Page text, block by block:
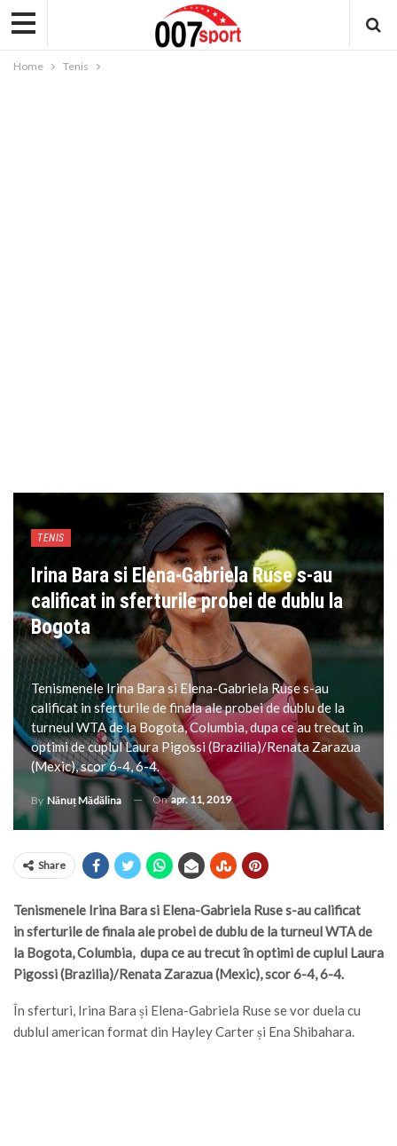
Home Tenis
TENIS
Irina Bara si Elena-Gabriela Ruse s-au
calificat in sferturile probei de dublu la
Bogota
Tenismenele Irina Bara si Elena-Gabriela Ruse s-au
calificat in sferturile de finala ale probei de dublu de la
turneul WTA de la Bogota, Columbia, dupa ce au trecut în
optimi de cuplul Laura Pigossi (Brazilia)/Renata Zarazua
(Mexic), scor 6-4, 6-4.
By Nănuț Mădălina Onapr. 11, 2019
Share
Tenismenele Irina Bara si Elena-Gabriela Ruse s-au calificat
in sferturile de finala ale probei de dublu de la turneul WTA de
la Bogota, Columbia, dupa ce au trecut în optimi de cuplul Laura
Pigossi (Brazilia)/Renata Zarazua (Mexic), scor 6-4, 6-4.
În sferturi, Irina Bara și Elena-Gabriela Ruse se vor duela cu
dublul american format din Hayley Carter și Ena Shibahara.